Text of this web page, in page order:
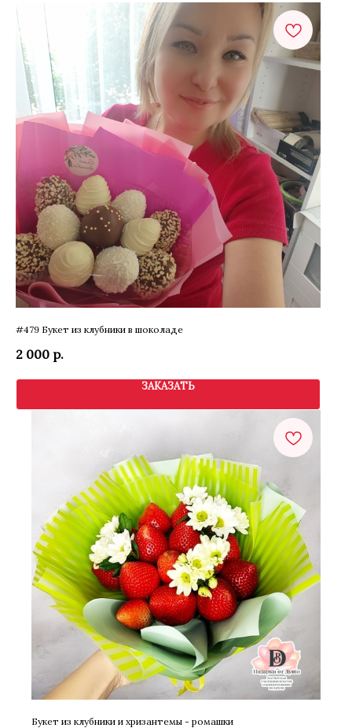
#479 Букет из клубники в шоколаде
2 000 р.
ЗАКАЗАТЬ
Букет из клубники и хризантемы - ромашки